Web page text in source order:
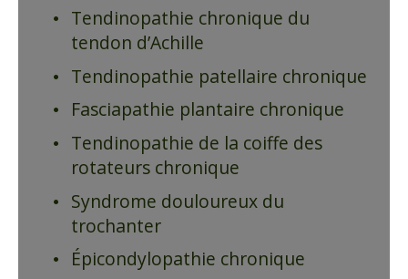
Tendinopathie chronique du
tendon d’Achille
Tendinopathie patellaire chronique
Fasciapathie plantaire chronique
Tendinopathie de la coiffe des
rotateurs chronique
Syndrome douloureux du
trochanter
Épicondylopathie chronique